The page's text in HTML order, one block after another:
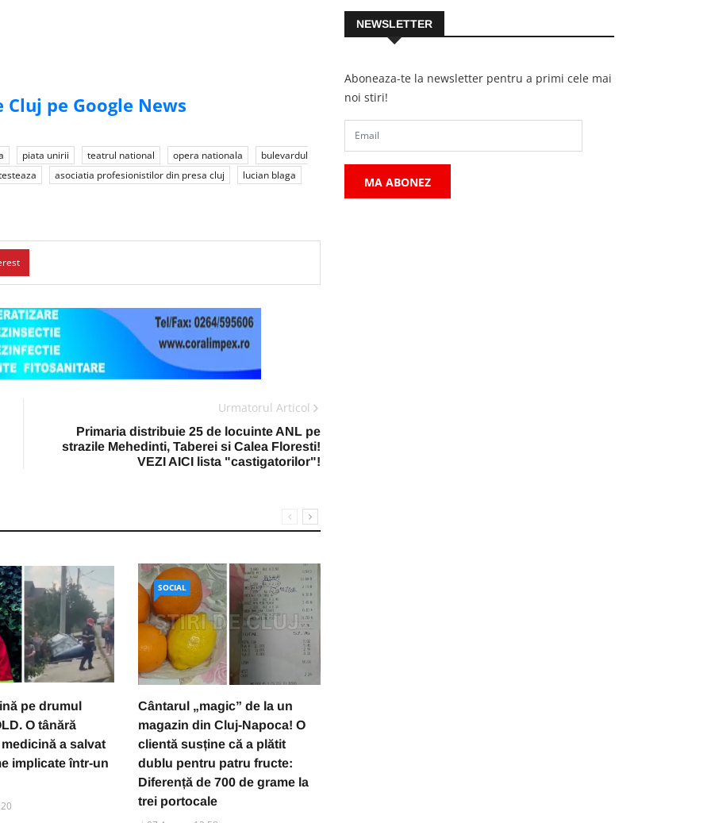
pe Google News
piata unirii teatrul national opera nationala
bulevardul
asociatia profesionistilor din presa cluj
lucian blaga
Urmatorul Articol
Primaria distribuie 25 de locuinte ANL pe
strazile Mehedinti, Taberei si Calea Floresti!
VEZI AICI lista "castigatorilor"!
pe drumul
O tânără
a salvat
implicate într-un
SOCIAL
Cântarul „magic” de la un
magazin din Cluj-Napoca! O
clientă susține că a plătit
dublu pentru patru fructe:
Diferență de 700 de grame la
trei portocale
NEWSLETTER
Aboneaza-te la newsletter pentru a primi cele mai
noi stiri!
MA ABONEZ